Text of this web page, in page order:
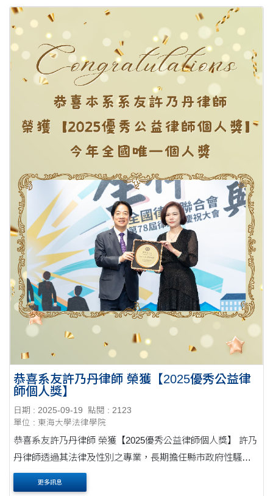
恭喜系友許乃丹律師 榮獲【2025優秀公益律
師個人獎】
日期 : 2025-09-19
點閱 : 2123
單位 : 東海大學法律學院
恭喜系友許乃丹律師 榮獲【2025優秀公益律師個人獎】 許乃
丹律師透過其法律及性別之專業，長期擔任縣市政府性騷擾
調查委員，因調查經驗專業豐富，故投入相當多心力，多年
來不斷推廣性平教育，更密集至全國各地、....
更多訊息